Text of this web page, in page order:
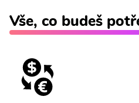
Vše, co budeš